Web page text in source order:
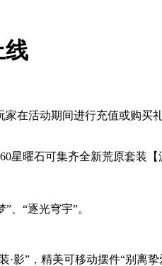
线
在活动期间进行充值或购
星曜石可集齐全新荒原套装【
、“逐光穹宇”。
影”，精美可移动摆件“别离挚